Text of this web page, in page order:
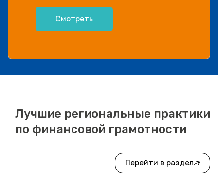
Смотреть
Лучшие региональные практики
по финансовой грамотности
Перейти в раздел